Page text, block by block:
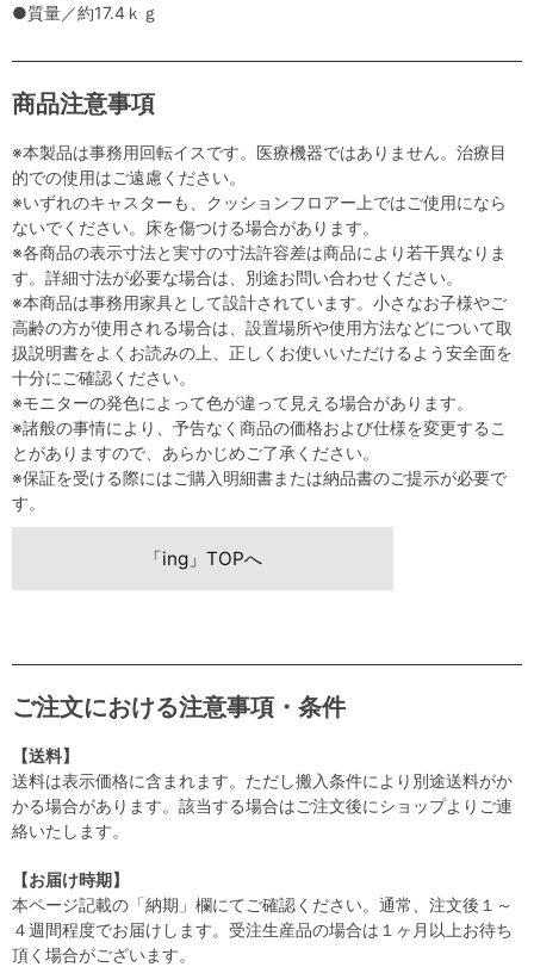
●質量／約17.4ｋｇ
商品注意事項
※本製品は事務用回転イスです。医療機器ではありません。治療目
的での使用はご遠慮ください。
※いずれのキャスターも、クッションフロアー上ではご使用になら
ないでください。床を傷つける場合があります。
※各商品の表示寸法と実寸の寸法許容差は商品により若干異なりま
す。詳細寸法が必要な場合は、別途お問い合わせください。
※本商品は事務用家具として設計されています。小さなお子様やご
高齢の方が使用される場合は、設置場所や使用方法などについて取
扱説明書をよくお読みの上、正しくお使いいただけるよう安全面を
十分にご確認ください。
※モニターの発色によって色が違って見える場合があります。
※諸般の事情により、予告なく商品の価格および仕様を変更するこ
とがありますので、あらかじめご了承ください。
※保証を受ける際にはご購入明細書または納品書のご提示が必要で
す。
「ing」TOPへ
ご注文における注意事項・条件
【送料】
送料は表示価格に含まれます。ただし搬入条件により別途送料がか
かる場合があります。該当する場合はご注文後にショップよりご連
絡いたします。
【お届け時期】
本ページ記載の「納期」欄にてご確認ください。通常、注文後１～
４週間程度でお届けします。受注生産品の場合は１ヶ月以上お待ち
頂く場合がございます。